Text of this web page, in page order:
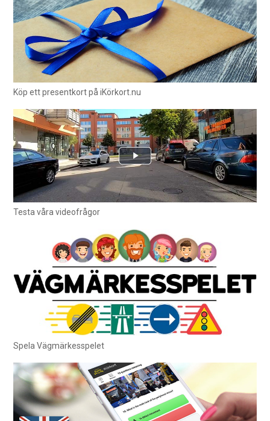
Köp ett presentkort på iKörkort.nu
Testa våra videofrågor
Spela Vägmärkesspelet